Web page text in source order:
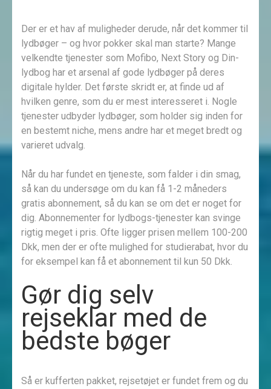
Der er et hav af muligheder derude, når det kommer til
lydbøger – og hvor pokker skal man starte? Mange
velkendte tjenester som Mofibo, Next Story og Din-
lydbog har et arsenal af gode lydbøger på deres
digitale hylder. Det første skridt er, at finde ud af
hvilken genre, som du er mest interesseret i. Nogle
tjenester udbyder lydbøger, som holder sig inden for
en bestemt niche, mens andre har et meget bredt og
varieret udvalg.
Når du har fundet en tjeneste, som falder i din smag,
så kan du undersøge om du kan få 1-2 måneders
gratis abonnement, så du kan se om det er noget for
dig. Abonnementer for lydbogs-tjenester kan svinge
rigtig meget i pris. Ofte ligger prisen mellem 100-200
Dkk, men der er ofte mulighed for studierabat, hvor du
for eksempel kan få et abonnement til kun 50 Dkk.
Gør dig selv
rejseklar med de
bedste bøger
Så er kufferten pakket, rejsetøjet er fundet frem og du